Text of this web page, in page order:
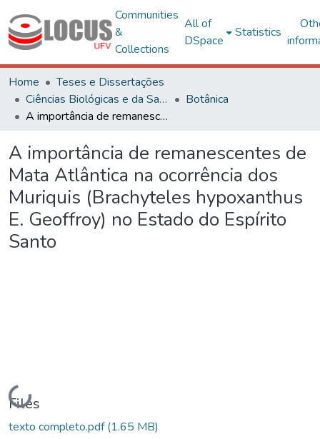
Communities
&
Collections
All of
DSpace
Statistics
Home
Teses e Dissertações
Ciências Biológicas e da Saúde
Botânica
A importância de remanescentes de Mata Atlântica na ocorrência dos Muriquis (Brachyteles hypoxanthus E. Geoffroy) no Estado do Espírito Santo
A importância de remanescentes de
Mata Atlântica na ocorrência dos
Muriquis (Brachyteles hypoxanthus
E. Geoffroy) no Estado do Espírito
Santo
Loading...
Files
texto completo.pdf(1.65 MB)